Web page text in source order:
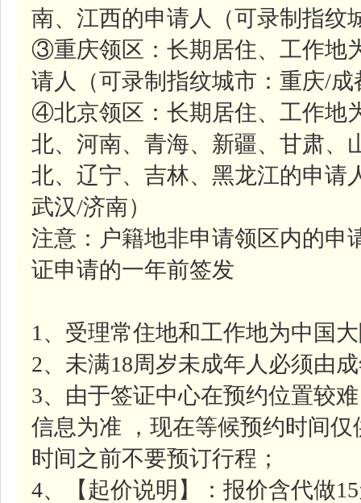
南、江西的申请人（可录制指纹
③重庆领区：长期居住、工作地
请人（可录制指纹城市：重庆/成
④北京领区：长期居住、工作地
北、河南、青海、新疆、甘肃、
北、辽宁、吉林、黑龙江的申请
武汉/济南）
注意：户籍地非申请领区内的申
证申请的一年前签发
1、受理常住地和工作地为中国
2、未满18周岁未成年人必须由
3、由于签证中心在预约位置较
信息为准 ，现在等候预约时间
时间之前不要预订行程；
4、【起价说明】：报价含代做